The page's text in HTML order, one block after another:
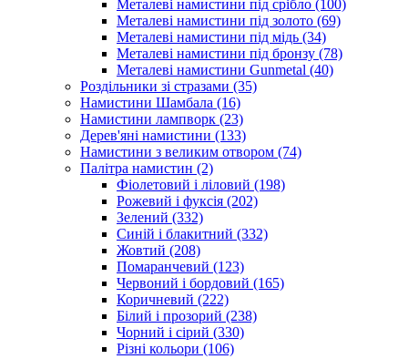
Металеві намистини під срібло (100)
Металеві намистини під золото (69)
Металеві намистини під мідь (34)
Металеві намистини під бронзу (78)
Металеві намистини Gunmetal (40)
Роздільники зі стразами (35)
Намистини Шамбала (16)
Намистини лампворк (23)
Дерев'яні намистини (133)
Намистини з великим отвором (74)
Палітра намистин (2)
Фіолетовий і ліловий (198)
Рожевий і фуксія (202)
Зелений (332)
Синій і блакитний (332)
Жовтий (208)
Помаранчевий (123)
Червоний і бордовий (165)
Коричневий (222)
Білий і прозорий (238)
Чорний і сірий (330)
Різні кольори (106)